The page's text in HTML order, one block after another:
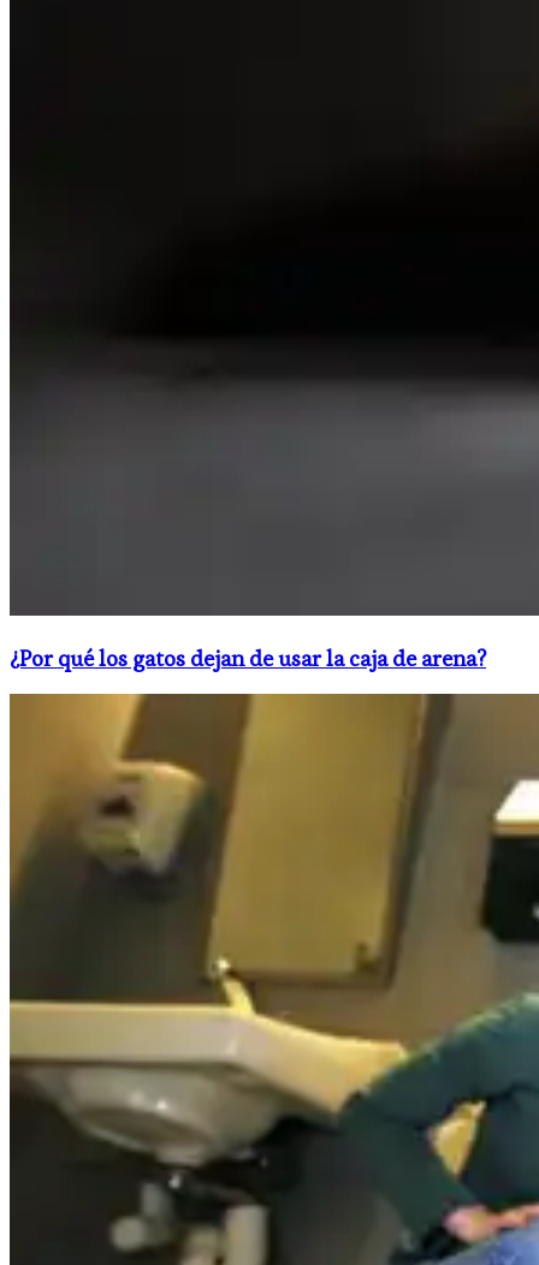
¿Por qué los gatos dejan de usar la caja de arena?